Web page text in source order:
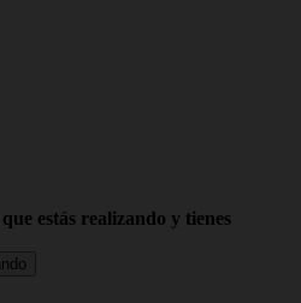
estás realizando y tienes